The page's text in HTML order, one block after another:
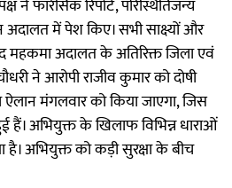
ने फॉरेंसिक रिपोर्ट, परिस्थितिजन्य
अदालत में पेश किए। सभी साक्ष्यों और
महकमा अदालत के अतिरिक्त जिला एवं
ने आरोपी राजीव कुमार को दोषी
मंगलवार को किया जाएगा, जिस
हैं। अभियुक्त के खिलाफ विभिन्न धाराओं
है। अभियुक्त को कड़ी सुरक्षा के बीच